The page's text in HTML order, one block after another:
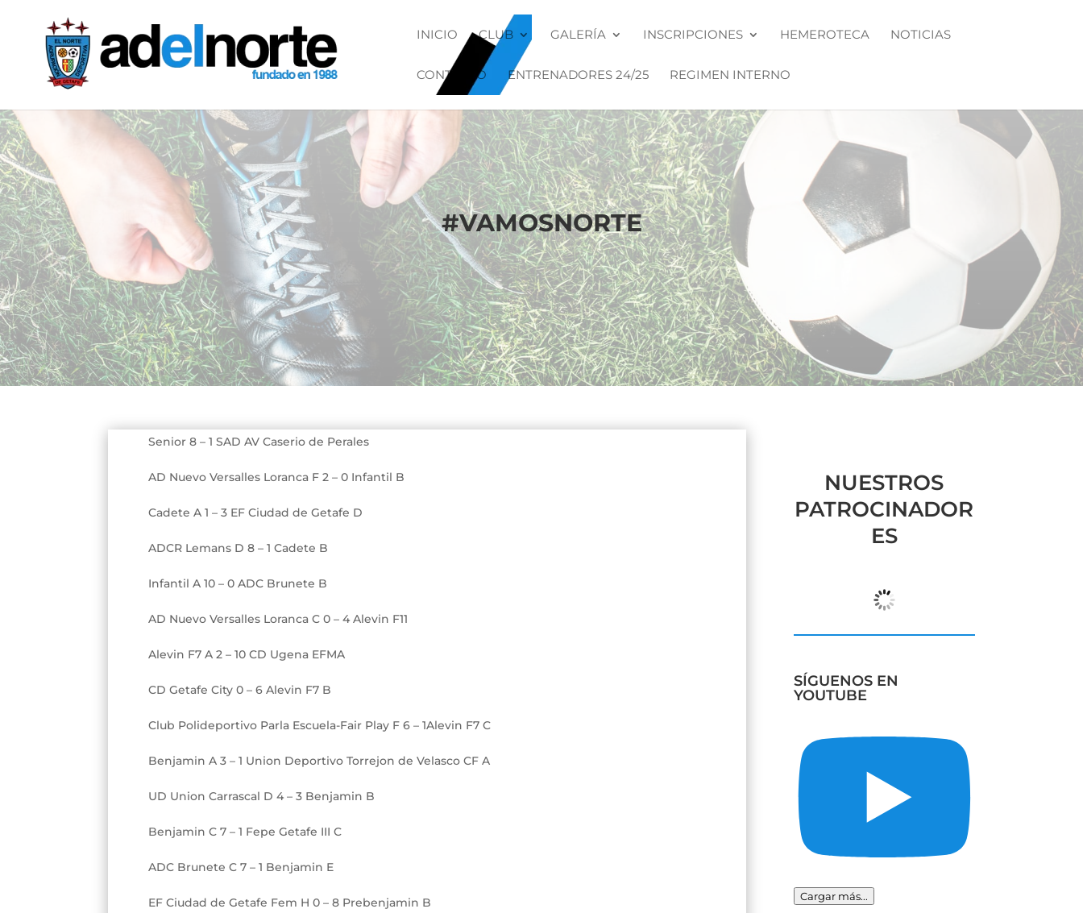
INICIO CLUB GALERÍA INSCRIPCIONES HEMEROTECA NOTICIAS
CONTACTO ENTRENADORES 24/25 REGIMEN INTERNO
#VAMOSNORTE
Senior 8 – 1 SAD AV Caserio de Perales
AD Nuevo Versalles Loranca F 2 – 0 Infantil B
Cadete A 1 – 3 EF Ciudad de Getafe D
ADCR Lemans D 8 – 1 Cadete B
Infantil A 10 – 0 ADC Brunete B
AD Nuevo Versalles Loranca C 0 – 4 Alevin F11
Alevin F7 A 2 – 10 CD Ugena EFMA
CD Getafe City 0 – 6 Alevin F7 B
Club Polideportivo Parla Escuela-Fair Play F 6 – 1Alevin F7 C
Benjamin A 3 – 1 Union Deportivo Torrejon de Velasco CF A
UD Union Carrascal D 4 – 3 Benjamin B
Benjamin C 7 – 1 Fepe Getafe III C
ADC Brunete C 7 – 1 Benjamin E
EF Ciudad de Getafe Fem H 0 – 8 Prebenjamin B
NUESTROS
PATROCINADOR
ES
SÍGUENOS EN
YOUTUBE
Cargar más...